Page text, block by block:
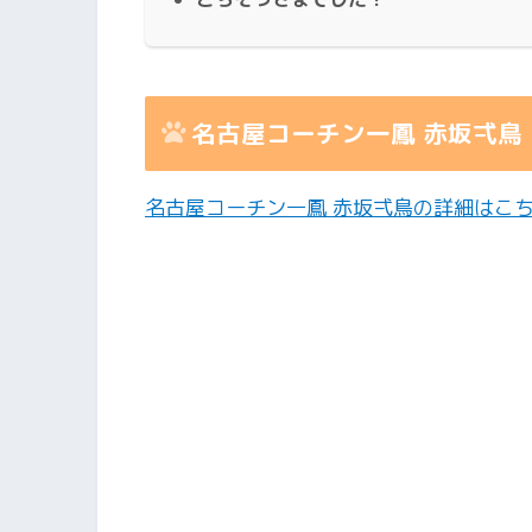
名古屋コーチン一鳳 赤坂弌鳥
名古屋コーチン一鳳 赤坂弌鳥の詳細はこ